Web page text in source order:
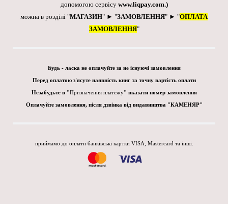
допомогою сервісу www.liqpay.com.)
можна в розділі "МАГАЗИН" ► "ЗАМОВЛЕННЯ" ► "ОПЛАТА
ЗАМОВЛЕННЯ"
Будь - ласка не оплачуйте за не існуючі замовлення
Перед оплатою з'ясуте наявність книг та точну вартість оплати
Незабудьте в "Призначення платежу" вказати номер замовлення
Оплачуйте замовлення, після дзвінка від видавництва "КАМЕНЯР"
приймамо до оплати банківські картки VISA, Mastercard та інші.